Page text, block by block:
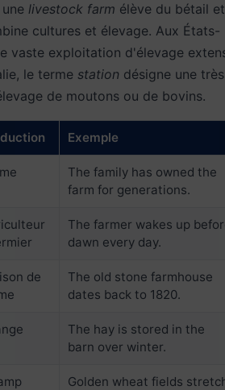
livestock farm élève du bétail et
cultures et élevage. Aux États-
vaste exploitation d'élevage
le terme station désigne une très
de moutons ou de bovins.
Exemple
The family has owned the
farm for generations.
The farmer wakes up
dawn every day.
de
The old stone farmhouse
dates back to 1820.
The hay is stored in the
barn over winter.
Golden wheat fields